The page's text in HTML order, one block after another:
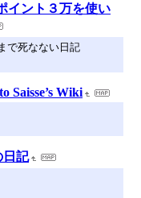
イント３万を使い
で死なない日記
Saisse’s Wiki
日記